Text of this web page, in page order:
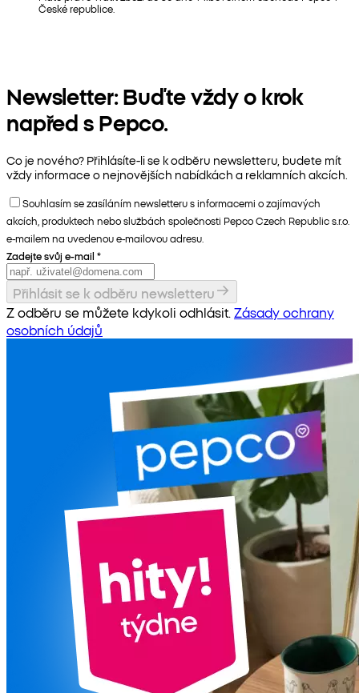
České republice.
Newsletter: Buďte vždy o krok
napřed s Pepco.
Co je nového? Přihlásíte-li se k odběru newsletteru, budete mít
vždy informace o nejnovějších nabídkách a reklamních akcích.
Souhlasím se zasíláním newsletteru s informacemi o zajímavých
akcích, produktech nebo službách společnosti Pepco Czech Republic s.r.o.
e-mailem na uvedenou e-mailovou adresu.
Zadejte svůj e-mail *
Přihlásit se k odběru newsletteru
Z odběru se můžete kdykoli odhlásit. Zásady ochrany
osobních údajů